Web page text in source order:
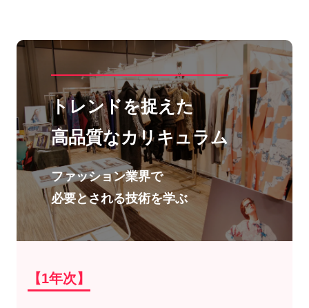
トレンドを捉えた
高品質なカリキュラム
ファッション業界で
必要とされる技術を学ぶ
【1年次】